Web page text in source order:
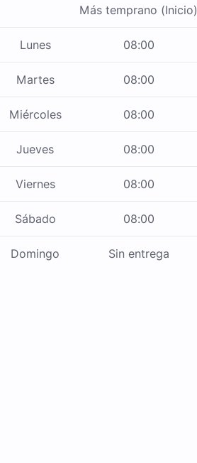
Más temprano (Inicio)
Lunes 08:00
Martes 08:00
Miércoles 08:00
Jueves 08:00
Viernes 08:00
Sábado 08:00
Domingo Sin entrega